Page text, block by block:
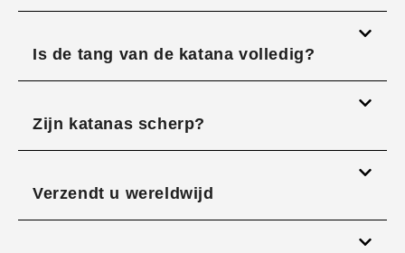
Is de tang van de katana volledig?
Zijn katanas scherp?
Verzendt u wereldwijd